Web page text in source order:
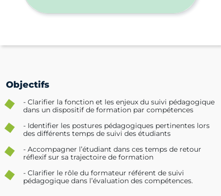
Objectifs
- Clarifier la fonction et les enjeux du suivi pédagogique
dans un dispositif de formation par compétences
- Identifier les postures pédagogiques pertinentes lors
des différents temps de suivi des étudiants
- Accompagner l’étudiant dans ces temps de retour
réflexif sur sa trajectoire de formation
- Clarifier le rôle du formateur référent de suivi
pédagogique dans l’évaluation des compétences.